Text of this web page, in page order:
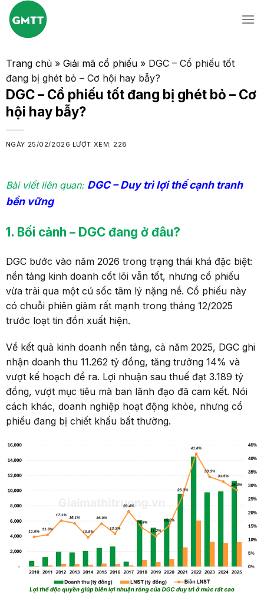
Skip
content
Trang chủ» Giải mã cổ phiếu» DGC – Cổ phiếu tốt
đang bị ghét bỏ – Cơ hội hay bẫy?
DGC – Cổ phiếu tốt đang bị ghét bỏ – Cơ
hội hay bẫy?
NGÀY 25/02/2026 LƯỢT XEM: 228
Bài viết liên quan: DGC – Duy trì lợi thế cạnh tranh
bền vững
1. Bối cảnh –DGC đang ở đâu?
DGC bước vào năm 2026 trong trạng thái khá đặc biệt:
nền tảng kinh doanh cốt lõi vẫn tốt, nhưng cổ phiếu
vừa trải qua một cú sốc tâm lý nặng nề. Cổ phiếu này
có chuỗi phiên giảm rất mạnh trong tháng 12/2025
trước loạt tin đồn xuất hiện.
Về kết quả kinh doanh nền tảng, cả năm 2025, DGC ghi
nhận doanh thu 11.262 tỷ đồng, tăng trưởng 14% và
vượt kế hoạch đề ra. Lợi nhuận sau thuế đạt 3.189 tỷ
đồng, vượt mục tiêu mà ban lãnh đạo đã cam kết. Nói
cách khác, doanh nghiệp hoạt động khỏe, nhưng cổ
phiếu đang bị chiết khấu bất thường.